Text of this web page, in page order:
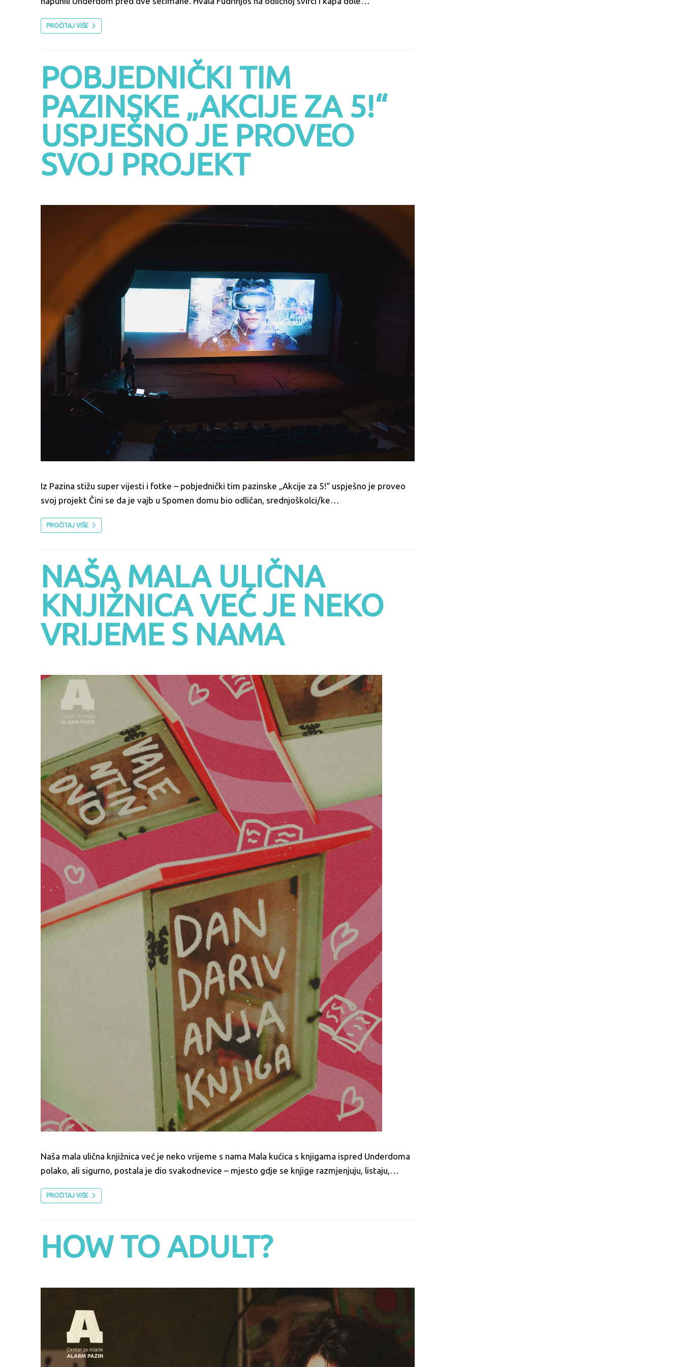
PROČITAJ VIŠE
POBJEDNIČKI TIM
PAZINSKE „AKCIJE ZA 5!“
USPJEŠNO JE PROVEO
SVOJ PROJEKT
Iz Pazina stižu super vijesti i fotke – pobjednički tim pazinske „Akcije za 5!“ uspješno je proveo
svoj projekt Čini se da je vajb u Spomen domu bio odličan, srednjoškolci/ke…
PROČITAJ VIŠE
NAŠA MALA ULIČNA
KNJIŽNICA VEĆ JE NEKO
VRIJEME S NAMA
Naša mala ulična knjižnica već je neko vrijeme s nama Mala kućica s knjigama ispred Underdoma
polako, ali sigurno, postala je dio svakodnevice – mjesto gdje se knjige razmjenjuju, listaju,…
PROČITAJ VIŠE
HOW TO ADULT?